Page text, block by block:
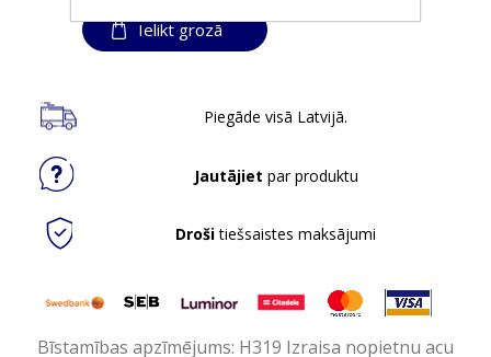
Ielikt grozā
Piegāde visā Latvijā.
Jautājiet par produktu
Drošitiešsaistes maksājumi
Bīstamības apzīmējums: H319 Izraisa nopietnu acu